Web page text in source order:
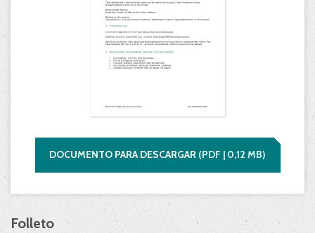
DOCUMENTO PARA DESCARGAR (PDF | 0,12 MB)
Folleto